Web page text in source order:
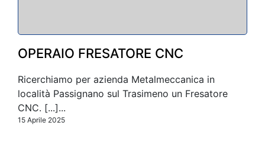
OPERAIO FRESATORE CNC
Ricerchiamo per azienda Metalmeccanica in
località Passignano sul Trasimeno un Fresatore
CNC. [...]...
15 Aprile 2025